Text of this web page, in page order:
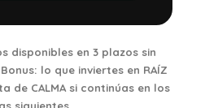
disponibles en 3 plazos sin
Bonus: lo que inviertes en RAÍZ
de CALMA si continúas en los